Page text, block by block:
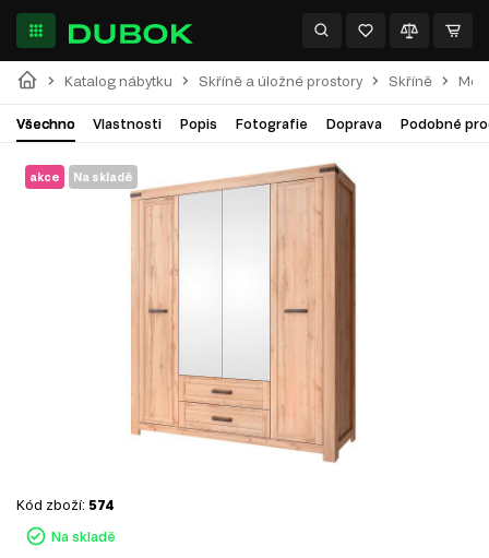
Katalog nábytku Skříně a úložné prostory Skříně
Všechno Vlastnosti Popis Fotografie Doprava Podobné
akce Na skladě
Na skladě
Kód zboží: 574